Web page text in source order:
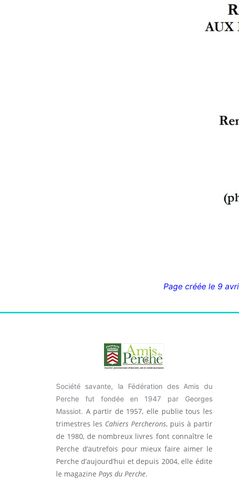
Page créée le 9
Société savante, la Fédération des Amis du
Perche fut fondée en 1947 par Georges
Massiot. A partir de 1957, elle publie tous les
trimestres les Cahiers Percherons, puis à partir
de 1980, de nombreux livres font connaître le
Perche d’autrefois pour mieux faire aimer le
Perche d’aujourd’hui et depuis 2004, elle édite
le magazine Pays du Perche.